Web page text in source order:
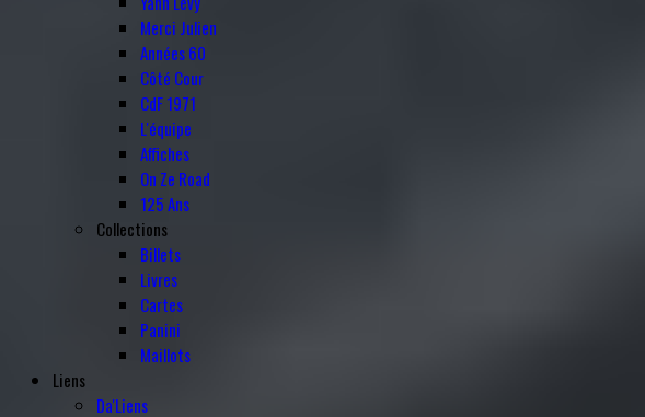
Merci Julien
Années 60
Côté Cour
CdF 1971
L'équipe
Affiches
On Ze Road
125 Ans
Collections
Billets
Livres
Cartes
Panini
Maillots
Liens
Da'Liens